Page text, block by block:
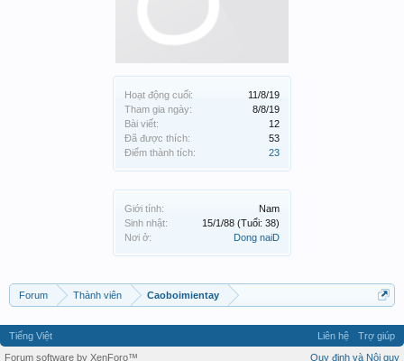
Hoạt động cuối:
11/8/19
Tham gia ngày:
8/8/19
Bài viết:
12
Đã được thích:
53
Điểm thành tích:
23
Giới tính:
Nam
Sinh nhật:
15/1/88 (Tuổi: 38)
Nơi ở:
Dong naiD
Forum Thành viên Caoboimientay
Tiếng Việt Liên hệ
Trợ giúp
Quy định và Nội quy
Forum software by XenForo™